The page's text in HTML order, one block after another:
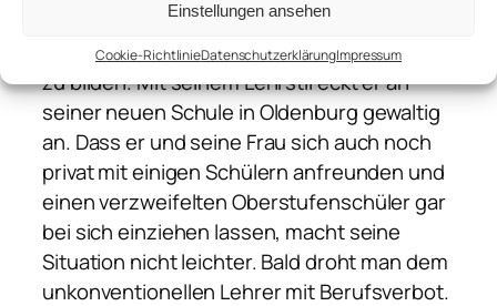
Einstellungen ansehen
Cookie-RichtlinieDatenschutzerklärungImpressum
und sich eine
eigene Meinung
zu bilden. Mit seinem Lehrstil eckt er an
seiner neuen Schule in Oldenburg gewaltig
an. Dass er und seine Frau sich auch noch
privat mit einigen Schülern anfreunden und
einen verzweifelten Oberstufenschüler gar
bei sich einziehen lassen, macht seine
Situation nicht leichter. Bald droht man dem
unkonventionellen Lehrer mit Berufsverbot.